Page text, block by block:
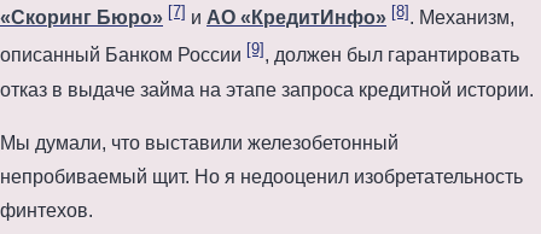
«Скоринг Бюро» [7] и АО «КредитИнфо» [8] . Механизм,
описанный Банком России [9] , должен был гарантировать
отказ в выдаче займа на этапе запроса кредитной истории.
Мы думали, что выставили железобетонный
непробиваемый щит. Но я недооценил изобретательность
финтехов.